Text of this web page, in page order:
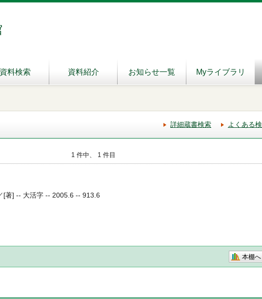
資料検索 資料紹介 お知らせ一覧 Myライブラリ
詳細蔵書検索 よくある
1 件中、 1 件目
[著] -- 大活字 -- 2005.6 -- 913.6
本棚へ